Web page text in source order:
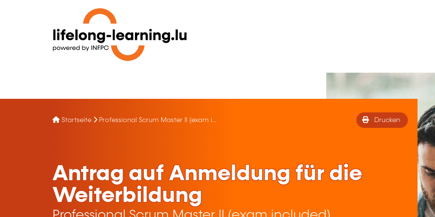
Startseite Professional Scrum Master II (exam i... Drucken
Antrag auf Anmeldung für die
Weiterbildung